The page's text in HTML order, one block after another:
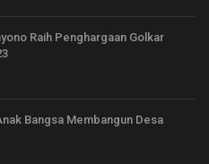
Raih Penghargaan Golkar
Bangsa Membangun Desa